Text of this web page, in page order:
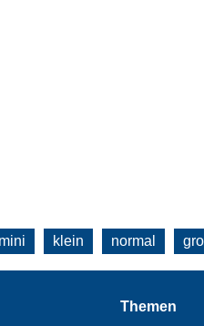
mini klein normal
Themen